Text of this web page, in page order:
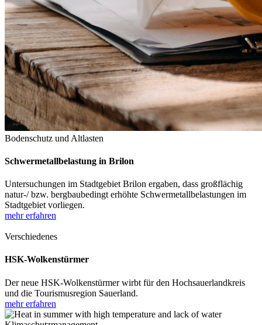
Bodenschutz und Altlasten
Schwermetallbelastung in Brilon
Untersuchungen im Stadtgebiet Brilon ergaben, dass großflächig
natur-/ bzw. bergbaubedingt erhöhte Schwermetallbelastungen im
Stadtgebiet vorliegen.
mehr erfahren
Verschiedenes
HSK-Wolkenstürmer
Der neue HSK-Wolkenstürmer wirbt für den Hochsauerlandkreis
und die Tourismusregion Sauerland.
mehr erfahren